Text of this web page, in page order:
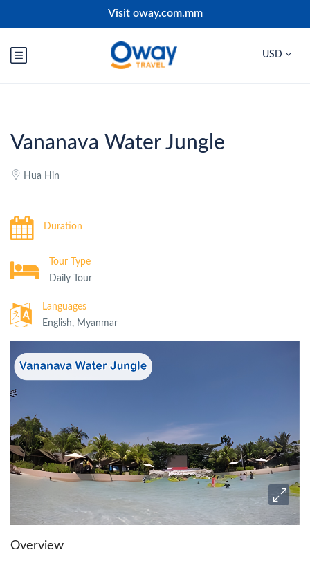
Visit oway.com.mm
USD
Vananava Water Jungle
Hua Hin
Duration
Tour Type
Daily Tour
Languages
English, Myanmar
Overview